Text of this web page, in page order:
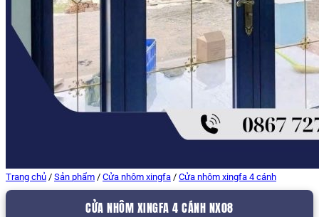
Trang chủ / Sản phẩm / Cửa nhôm xingfa / Cửa nhôm xingfa 4 cánh
CỬA NHÔM XINGFA 4 CÁNH NX08